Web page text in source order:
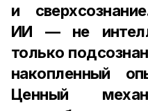
и
ИИ — не
только
накопленный
Ценный